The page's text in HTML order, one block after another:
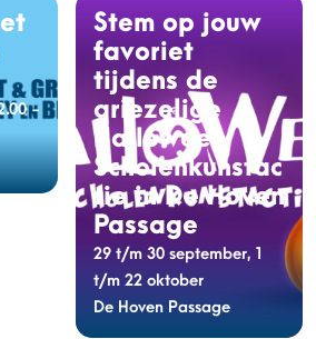
-
Stem op jouw
favoriet
tijdens de
griezelige
Halloween
Scholenkunstac
tie in De Hoven
Passage
29 t/m 30 september, 1
t/m 22 oktober
De Hoven Passage